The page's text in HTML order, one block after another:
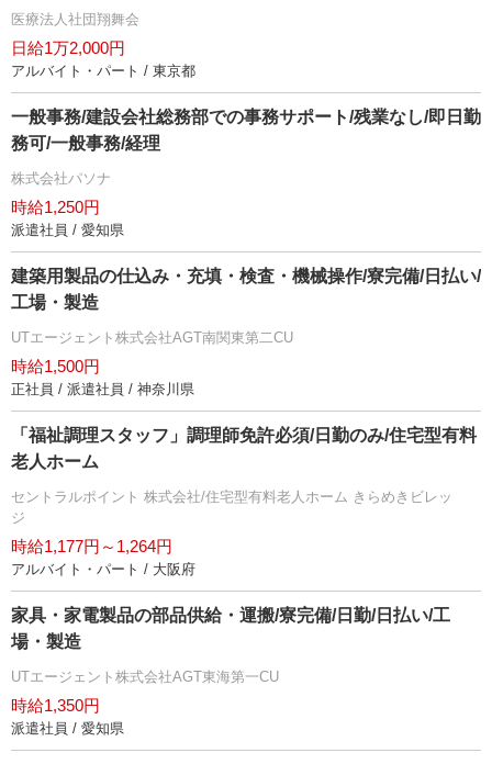
医療法人社団翔舞会
日給1万2,000円
アルバイト・パート / 東京都
一般事務/建設会社総務部での事務サポート/残業なし/即日勤
務可/一般事務/経理
株式会社パソナ
時給1,250円
派遣社員 / 愛知県
建築用製品の仕込み・充填・検査・機械操作/寮完備/日払い/
工場・製造
UTエージェント株式会社AGT南関東第二CU
時給1,500円
正社員 / 派遣社員 / 神奈川県
「福祉調理スタッフ」調理師免許必須/日勤のみ/住宅型有料
老人ホーム
セントラルポイント 株式会社/住宅型有料老人ホーム きらめきビレッ
ジ
時給1,177円～1,264円
アルバイト・パート / 大阪府
家具・家電製品の部品供給・運搬/寮完備/日勤/日払い/工
場・製造
UTエージェント株式会社AGT東海第一CU
時給1,350円
派遣社員 / 愛知県